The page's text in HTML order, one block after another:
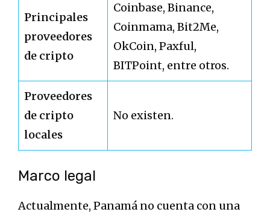
Principales
proveedores
de cripto
Coinbase, Binance,
Coinmama, Bit2Me,
OkCoin, Paxful,
BITPoint, entre otros.
Proveedores
de cripto
locales
No existen.
Marco legal
Actualmente, Panamá no cuenta con una